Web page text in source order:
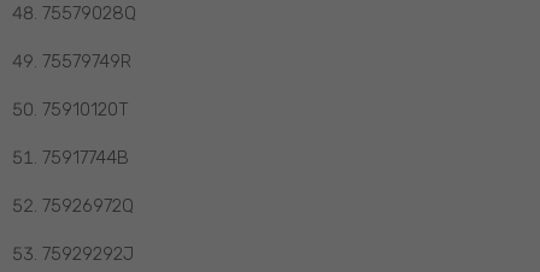
75579028Q
75579749R
75910120T
75917744B
75926972Q
75929292J